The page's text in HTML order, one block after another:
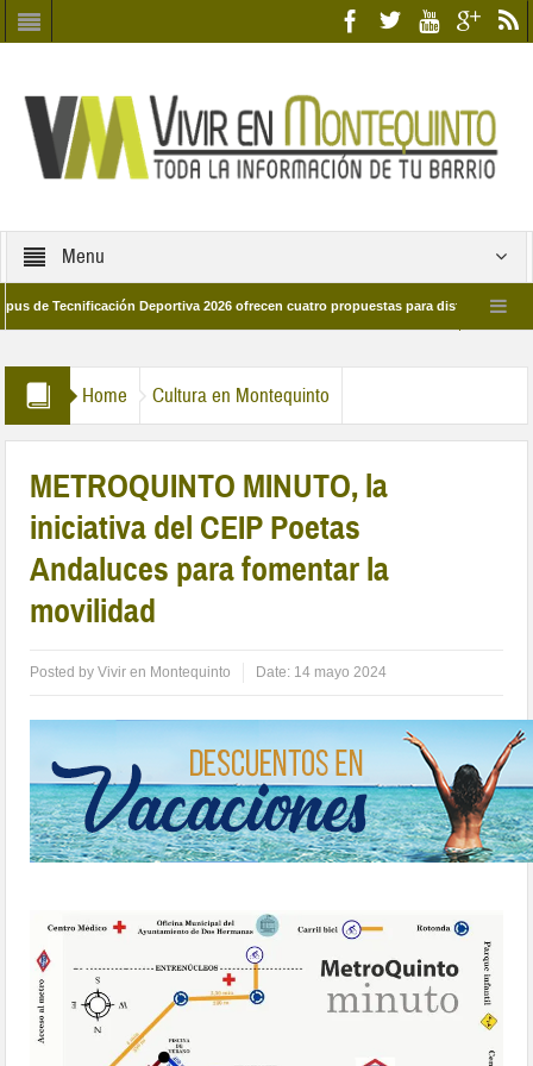
Menu
Deportiva 2026 ofrecen cuatro propuestas para disfrutar del deporte
Home Cultura en Montequinto
METROQUINTO MINUTO, la
iniciativa del CEIP Poetas
Andaluces para fomentar la
movilidad
Posted byVivir en Montequinto Date: 14 mayo 2024